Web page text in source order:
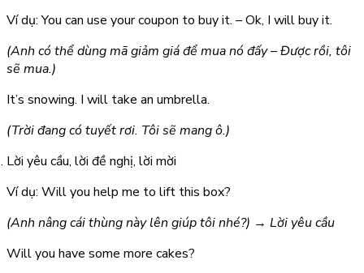
Ví dụ: You can use your coupon to buy it. – Ok, I will buyit.
(Anh có thể dùng mã giảm giá để mua nó đấy – Được rồi, tôi
sẽ mua.)
It’s snowing. I will take an umbrella.
(Trời đang có tuyết rơi. Tôi sẽ mang ô.)
Lời yêu cầu, lời đề nghị, lời mời
Ví dụ: Willyou help me to lift this box?
(Anh nâng cái thùng này lên giúp tôi nhé?) → Lời yêu cầu
Willyou have some more cakes?